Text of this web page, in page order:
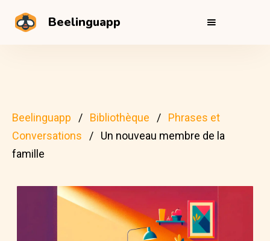
Beelinguapp
Beelinguapp Bibliothèque
Phrases et
Conversations
Un nouveau membre de la
famille